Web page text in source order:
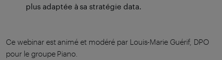
plus adaptée à sa stratégie data.
Ce webinar est animé et modéré par Louis-Marie Guérif, DPO
pour le groupe Piano.